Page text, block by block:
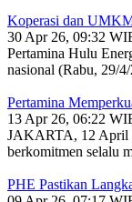
Koperasi dan
30 Apr 26, 09:32
Pertamina Hulu
nasional (Rabu, 29/
Pertamina
13 Apr 26, 06:22
JAKARTA, 12 April
berkomitmen selalu
PHE Pastikan